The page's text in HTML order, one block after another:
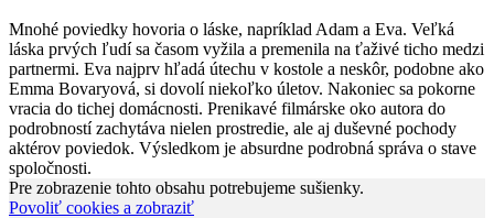
Mnohé poviedky hovoria o láske, napríklad Adam a Eva. Veľká
láska prvých ľudí sa časom vyžila a premenila na ťaživé ticho medzi
partnermi. Eva najprv hľadá útechu v kostole a neskôr, podobne ako
Emma Bovaryová, si dovolí niekoľko úletov. Nakoniec sa pokorne
vracia do tichej domácnosti. Prenikavé filmárske oko autora do
podrobností zachytáva nielen prostredie, ale aj duševné pochody
aktérov poviedok. Výsledkom je absurdne podrobná správa o stave
spoločnosti.
Pre zobrazenie tohto obsahu potrebujeme sušienky.
Povoliť cookies a zobraziť